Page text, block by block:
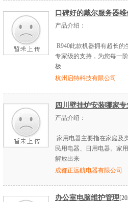
口碑好的戴尔服务器
产品介绍：
R940此款机器拥有超长
专家级的支持，为您每一
极
杭州启特科技有限公司
四川壁挂炉安装哪家专
产品介绍：
家用电器主要指在家庭及
民用电器、日用电器。家
解放出来
成都正远航电器有限公司
办公室电脑维护管理